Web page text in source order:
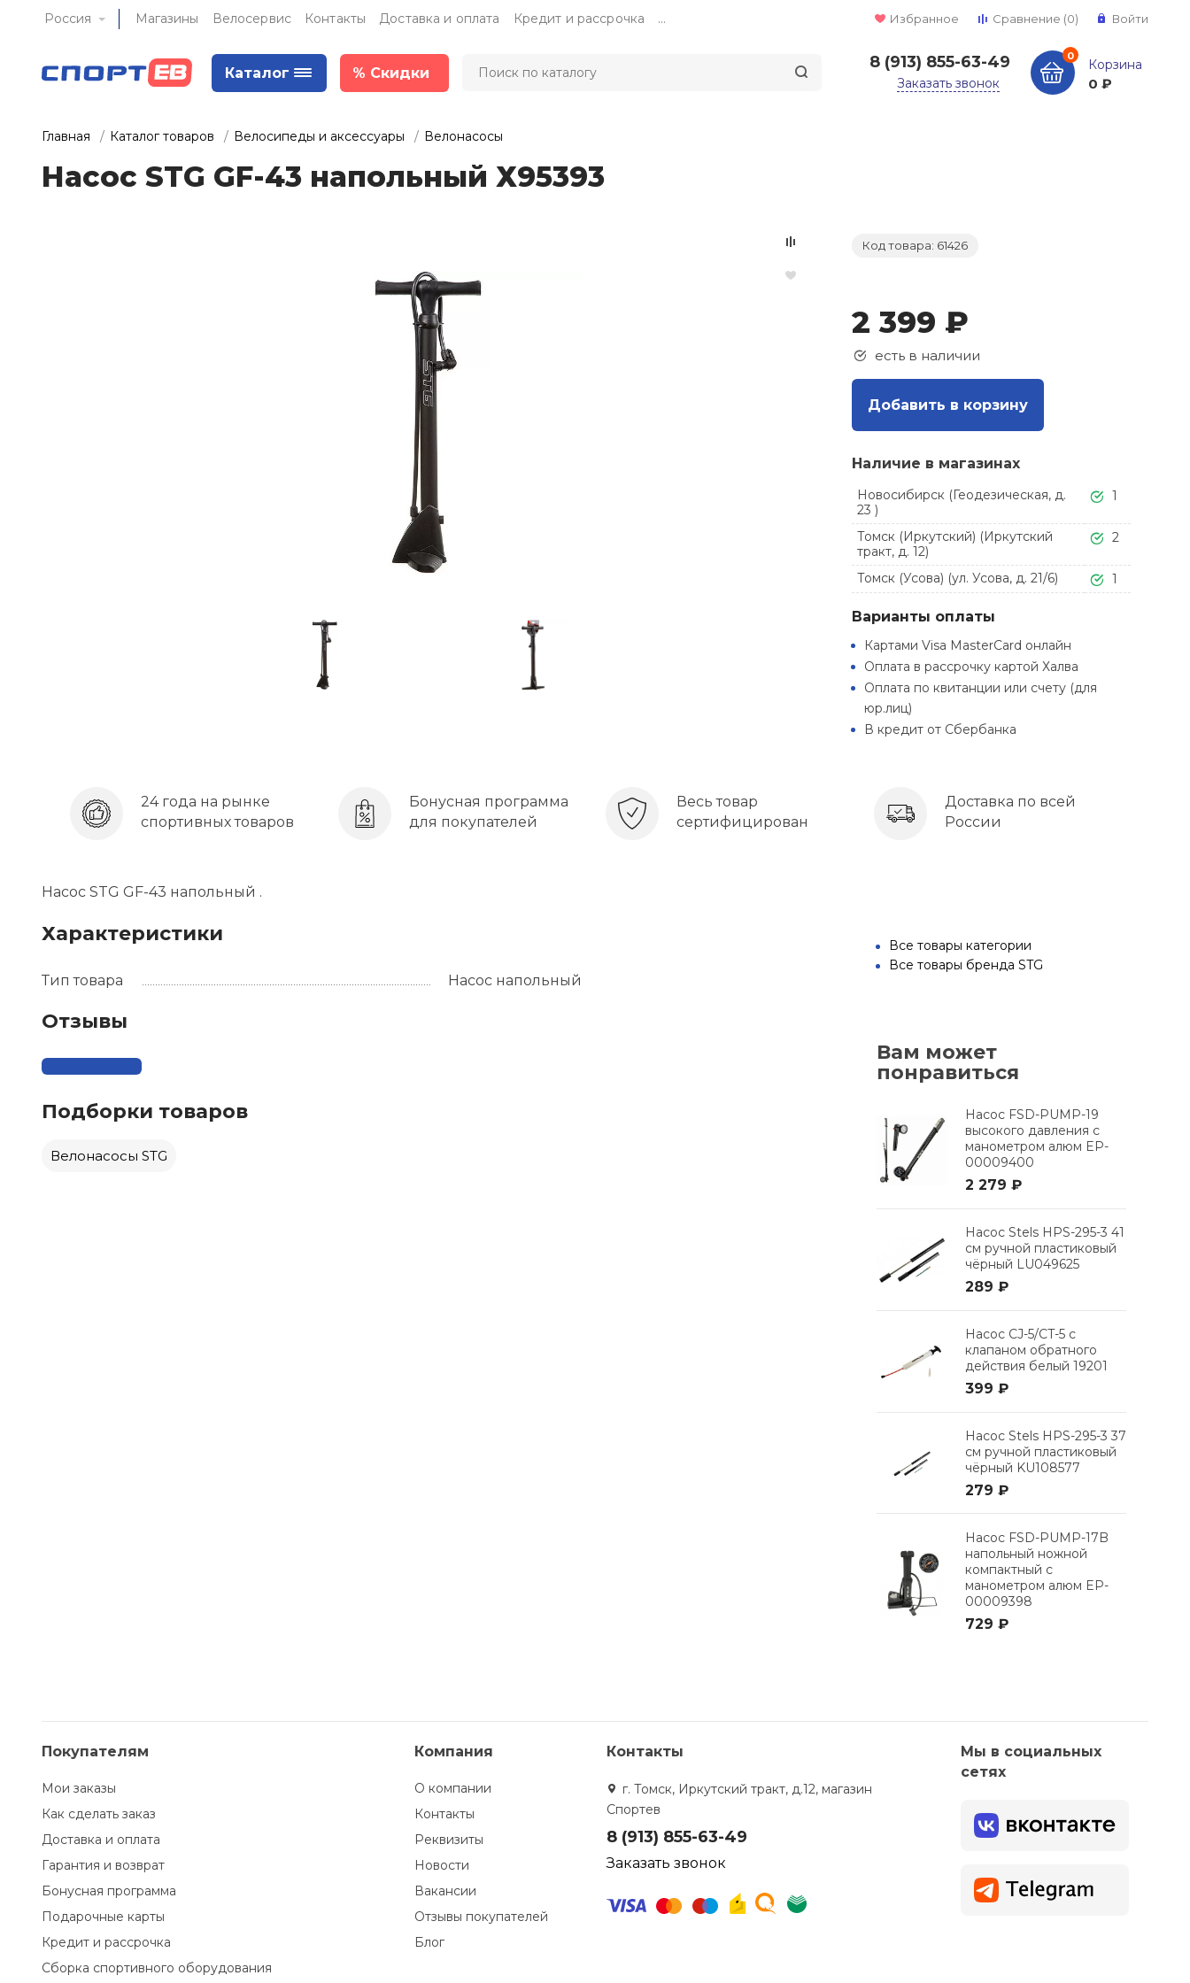
Россия Магазины Велосервис Контакты Доставка и оплата Кредит и рассрочка ... Избранное Сравнение (0) Войти
Каталог % Скидки
8 (913) 855-63-49
Заказать звонок
0
Корзина
0 ₽
Главная Каталог товаров Велосипеды и аксессуары Велонасосы
Насос STG GF-43 напольный Х95393
Код товара: 61426
2 399 ₽
есть в наличии
Добавить в корзину
Наличие в магазинах
Новосибирск (Геодезическая, д.
23 )
1
Томск (Иркутский) (Иркутский
тракт, д. 12)
2
Томск (Усова) (ул. Усова, д. 21/6) 1
Варианты оплаты
Картами Visa MasterCard онлайн
Оплата в рассрочку картой Халва
Оплата по квитанции или счету (для
юр.лиц)
В кредит от Сбербанка
24 года на рынке
спортивных товаров
Бонусная программа
для покупателей
Весь товар
сертифицирован
Доставка по всей
России
Насоc STG GF-43 напольный .
Характеристики
Тип товара Насос напольный
Отзывы
Подборки товаров
Велонасосы STG
Все товары категории
Все товары бренда STG
Вам может
понравиться
Насос FSD-PUMP-19
высокого давления с
манометром алюм EP-
00009400
2 279 ₽
Насос Stels HPS-295-3 41
см ручной пластиковый
чёрный LU049625
289 ₽
Насос CJ-5/CT-5 с
клапаном обратного
действия белый 19201
399 ₽
Насос Stels HPS-295-3 37
см ручной пластиковый
чёрный KU108577
279 ₽
Насос FSD-PUMP-17B
напольный ножной
компактный с
манометром алюм EP-
00009398
729 ₽
Покупателям
Мои заказы
Как сделать заказ
Доставка и оплата
Гарантия и возврат
Бонусная программа
Подарочные карты
Кредит и рассрочка
Сборка спортивного оборудования
Компания
О компании
Контакты
Реквизиты
Новости
Вакансии
Отзывы покупателей
Блог
Контакты
г. Томск, Иркутский тракт, д.12, магазин
Спортев
8 (913) 855-63-49
Заказать звонок
Мы в социальных
сетях